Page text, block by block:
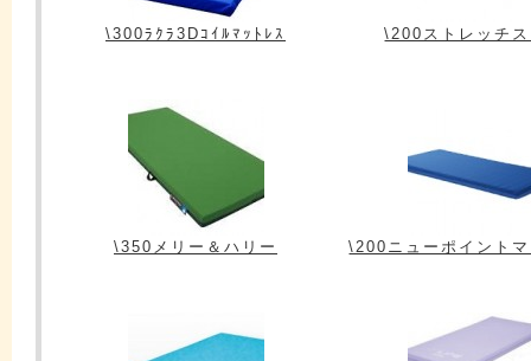
\300ﾗｸﾗ3Dｺｲﾙﾏｯﾄﾚｽ \200ストレッチ
\350メリー＆ハリー \200ニューポイント